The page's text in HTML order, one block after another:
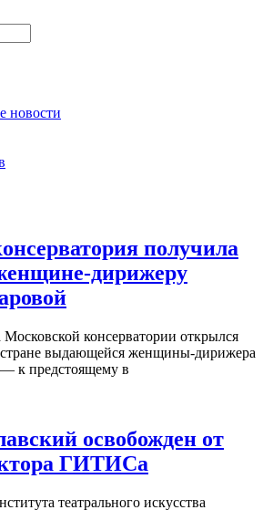
новости
получила
дирижеру
консерватории открылся
выдающейся женщины-дирижера
к предстоящему в
освобожден от
ГИТИСа
театрального искусства